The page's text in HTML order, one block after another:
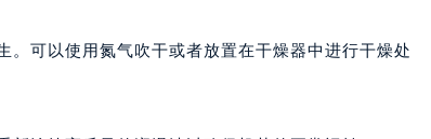
可以使用氮气吹干或者放置在干燥器中进行干燥处